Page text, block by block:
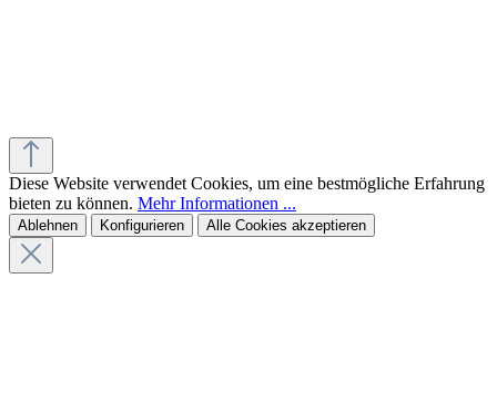
Diese Website verwendet Cookies, um eine bestmögliche Erfahrung
bieten zu können. Mehr Informationen ...
Ablehnen Konfigurieren Alle Cookies akzeptieren